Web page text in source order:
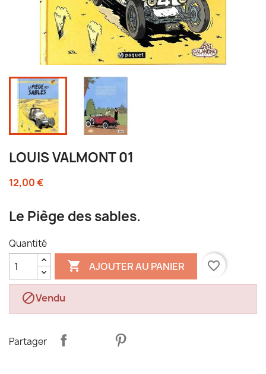
LOUIS VALMONT 01
12,00 €
Le Piège des sables.
Quantité
 AJOUTER AU PANIER favorite_border
Vendu
Partager